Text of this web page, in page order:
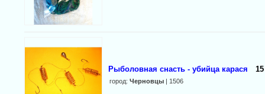
Рыболовная снасть - убийца карася
город: Черновцы| 1506